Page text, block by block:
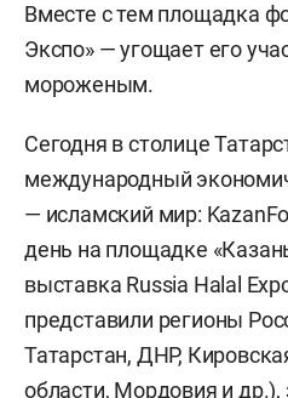
Вместе с тем площадка
Экспо» — угощает его
мороженым.
Сегодня в столице
международный
— исламский мир:
день на площадке
выставка Russia Halal
представили регионы
Татарстан, ДНР,
области, Мордовия и